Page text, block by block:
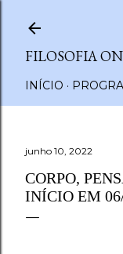
FILOSOFIA
INÍCIO
junho 10, 2022
CORPO,
INÍCIO EM